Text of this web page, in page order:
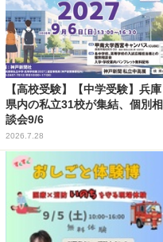
【高校受験】【中学受験】兵庫
県内の私立31校が集結、個別相
談会9/6
2026.7.28